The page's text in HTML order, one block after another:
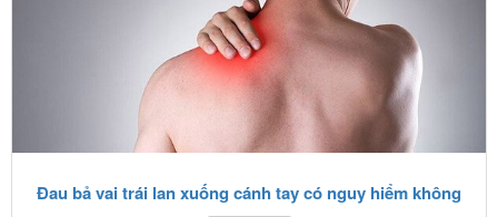
Đau bả vai trái lan xuống cánh tay có nguy hiểm không